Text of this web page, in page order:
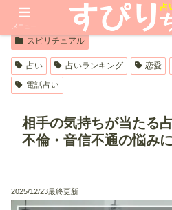
【PR】本ページはプロモーションが含まれ
スピリチュアル
占い 占いランキング 恋愛
電話占い
相手の気持ちが当たる
不倫・音信不通の悩み
2025/12/23最終更新
メニュー